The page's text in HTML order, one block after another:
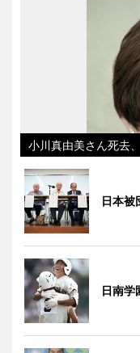
小川真由美さん死去
日本被
日南